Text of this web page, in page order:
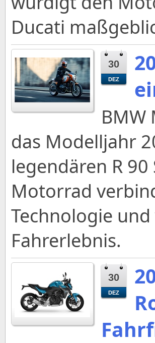
Ducati
30
DEZ
BMW
das Modelljahr
legendären R 90
Motorrad
Technologie
Fahrerlebnis.
30
DEZ